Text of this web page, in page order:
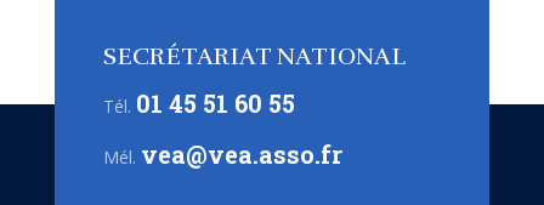
SECRÉTARIAT NATIONAL
Tél. 01 45 51 60 55
Mél. vea@vea.asso.fr